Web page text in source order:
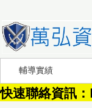
輔導實績
快速聯絡資訊